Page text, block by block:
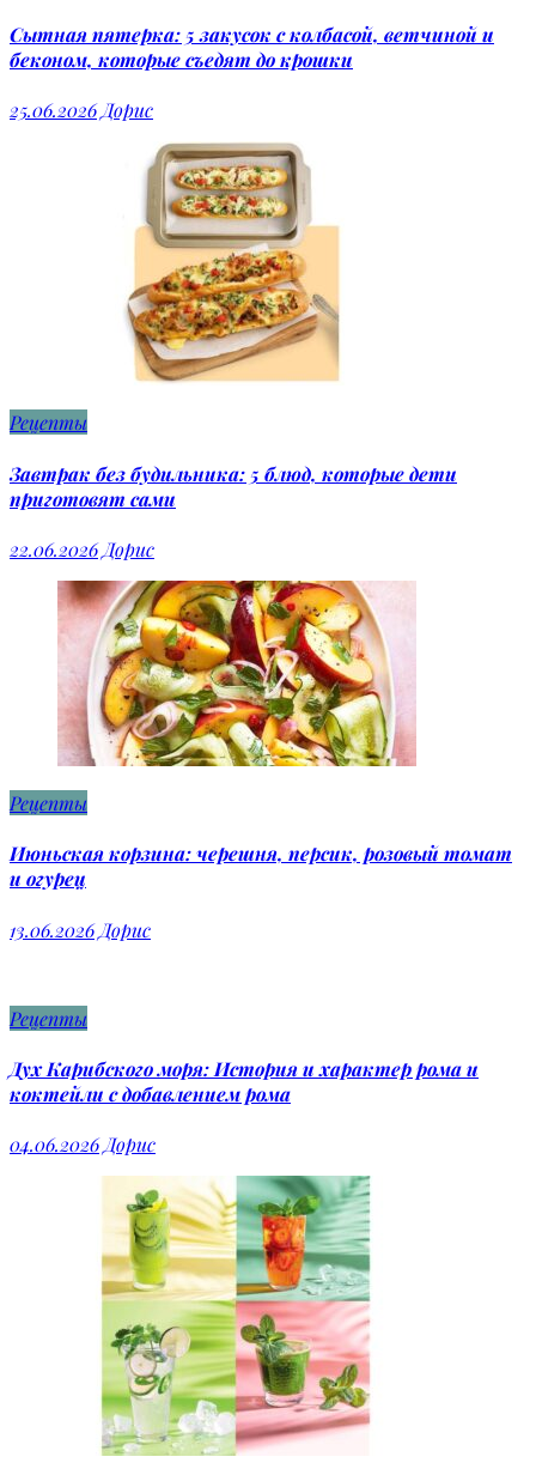
Сытная пятерка: 5 закусок с колбасой, ветчиной и
беконом, которые съедят до крошки
25.06.2026Дорис
Рецепты
Завтрак без будильника: 5 блюд, которые дети
приготовят сами
22.06.2026 Дорис
Рецепты
Июньская корзина: черешня, персик, розовый томат
и огурец
13.06.2026 Дорис
Рецепты
Дух Карибского моря: История и характер рома и
коктейли с добавлением рома
04.06.2026 Дорис